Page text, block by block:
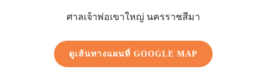
ศาลเจ้าพ่อเขาใหญ่ นครราชสีมา
ดูเส้นทางแผนที่ GOOGLE MAP